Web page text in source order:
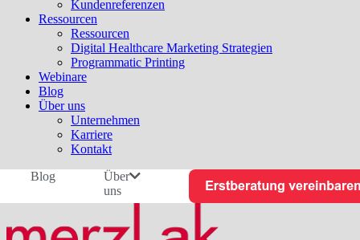
Kundenreferenzen
Ressourcen
Ressourcen
Digital Healthcare Marketing Strategien
Programmatic Printing
Webinare
Blog
Über uns
Unternehmen
Karriere
Kontakt
Blog
Über
uns